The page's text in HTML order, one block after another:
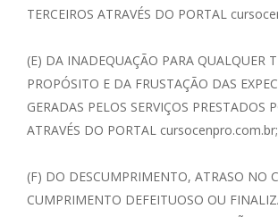
TERCEIROS ATRAVÉS DO PORTAL
(E) DA INADEQUAÇÃO PARA QUALQUER
PROPÓSITO E DA FRUSTAÇÃO DAS
GERADAS PELOS SERVIÇOS PRESTADOS
ATRAVÉS DO PORTAL cursocenpro.com.br;
(F) DO DESCUMPRIMENTO, ATRASO NO
CUMPRIMENTO DEFEITUOSO OU